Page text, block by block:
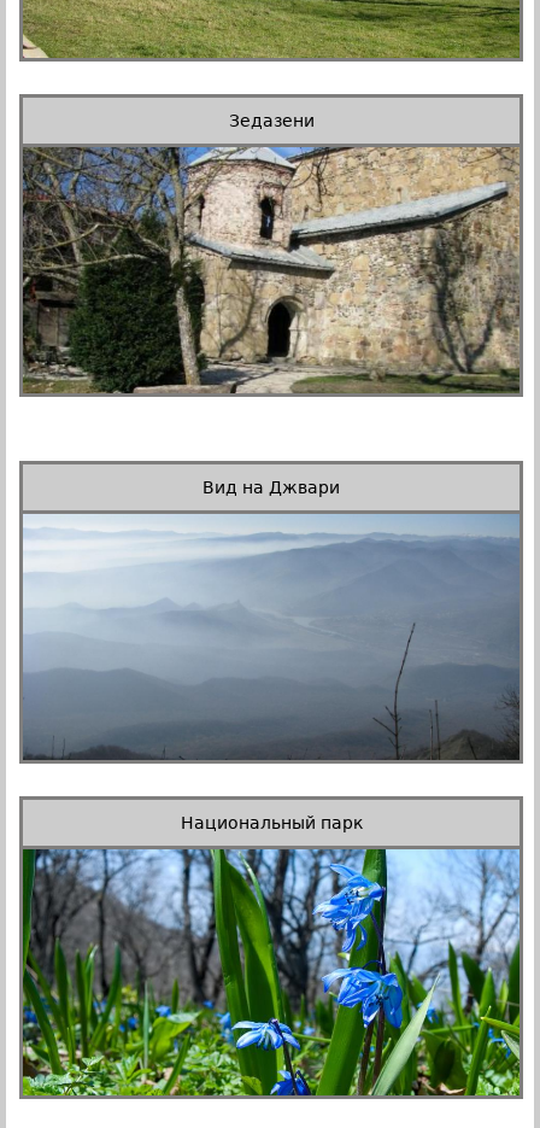
Зедазени
Вид на Джвари
Национальный парк